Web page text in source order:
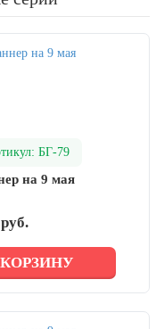
БГ-79
на 9 мая